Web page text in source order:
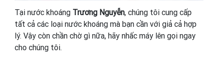
Tại nước khoáng Trương Nguyễn, chúng tôi cung cấp
tất cả các loại nước khoáng mà bạn cần với giả cả hợp
lý. Vậy còn chần chờ gì nữa, hãy nhấc máy lên gọi ngay
cho chúng tôi.